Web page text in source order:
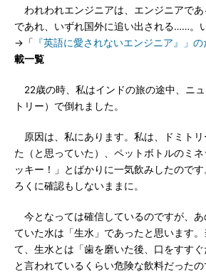
われわれエンジニアは、エンジニアで
であれ、いずれ国外に追い出される……。
→「
『英語に愛されないエンジニア』」
載一覧
22歳の時、私はインドの旅の途中、ニュ
トリー）で倒れました。
原因は、私にあります。私は、ドミトリ
た（と思っていた）、ペットボトルのミ
ッキー！」とばかりに一気飲みしたのです
ろくに確認もしないままに。
今となっては確信しているのですが、あ
ていた水は「生水」であったと思います
て、生水とは「歯を磨いた後、口をすすぐ
と言われているくらい危険な飲料だった